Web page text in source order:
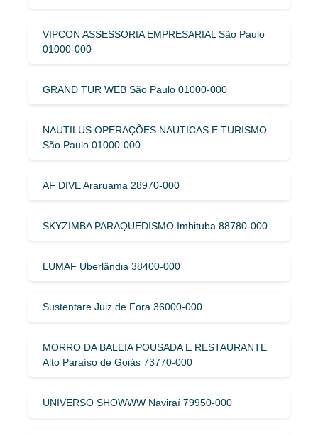
VIPCON ASSESSORIA EMPRESARIAL São Paulo
01000-000
GRAND TUR WEB São Paulo 01000-000
NAUTILUS OPERAÇÕES NAUTICAS E TURISMO
São Paulo 01000-000
AF DIVE Araruama 28970-000
SKYZIMBA PARAQUEDISMO Imbituba 88780-000
LUMAF Uberlândia 38400-000
Sustentare Juiz de Fora 36000-000
MORRO DA BALEIA POUSADA E RESTAURANTE
Alto Paraíso de Goiás 73770-000
UNIVERSO SHOWWW Naviraí 79950-000